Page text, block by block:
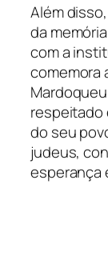
Além
da
com a
comemora
respeitado
do seu
judeus,
esperança